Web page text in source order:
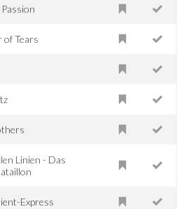
of Tears
Linien - Das
Express